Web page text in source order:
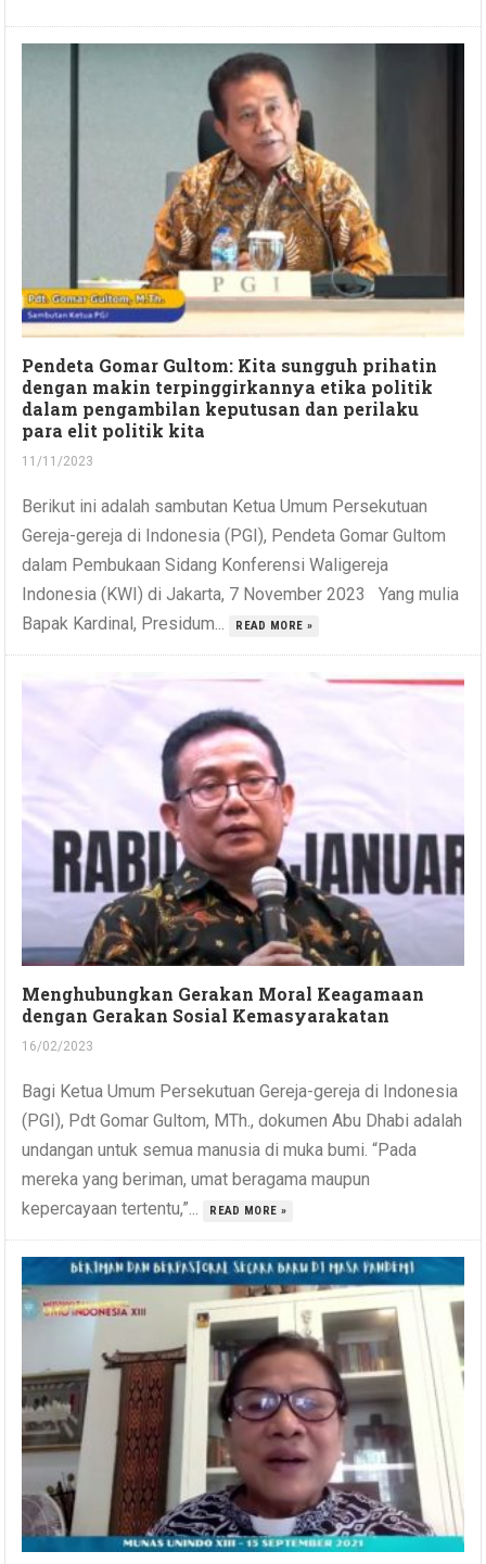
Pendeta Gomar Gultom: Kita sungguh prihatin
dengan makin terpinggirkannya etika politik
dalam pengambilan keputusan dan perilaku
para elit politik kita
11/11/2023
Berikut ini adalah sambutan Ketua Umum Persekutuan
Gereja-gereja di Indonesia (PGI), Pendeta Gomar Gultom
dalam Pembukaan Sidang Konferensi Waligereja
Indonesia (KWI) di Jakarta, 7 November 2023 Yang mulia
Bapak Kardinal, Presidum...
READ MORE »
Menghubungkan Gerakan Moral Keagamaan
dengan Gerakan Sosial Kemasyarakatan
16/02/2023
Bagi Ketua Umum Persekutuan Gereja-gereja di Indonesia
(PGI), Pdt Gomar Gultom, MTh., dokumen Abu Dhabi adalah
undangan untuk semua manusia di muka bumi. “Pada
mereka yang beriman, umat beragama maupun
kepercayaan tertentu,”...
READ MORE »